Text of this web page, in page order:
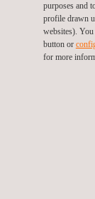
do setor das
Se você estiver
entre em contato
Voltar a
purposes and
profile drawn
websites).
button or
for more